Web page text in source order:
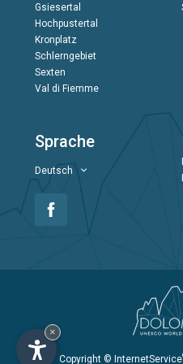
Gsiesertal
Hochpustertal
Kronplatz
Schlerngebiet
Sexten
Val di Fiemme
Sprache
Deutsch
Copyright © InternetService
×